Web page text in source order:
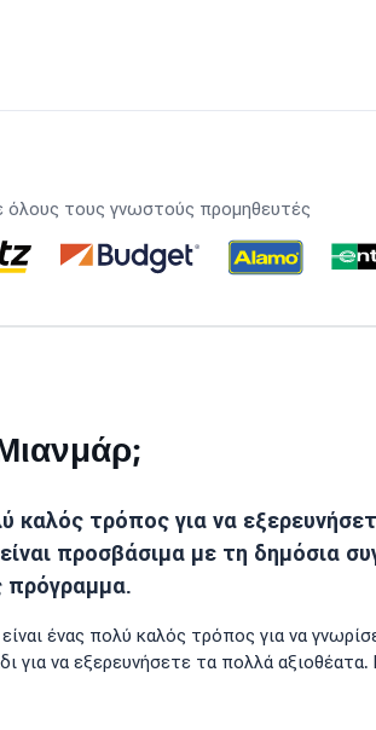
όλους τους γνωστούς προμηθευτές
καλός τρόπος για να
προσβάσιμα με τη δημόσια
πρόγραμμα.
ένας πολύ καλός τρόπος για να
για να εξερευνήσετε τα πολλά